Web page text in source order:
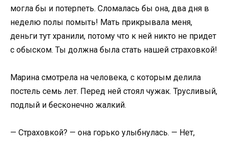
могла бы и потерпеть. Сломалась бы она, два дня в
неделю полы помыть! Мать прикрывала меня,
деньги тут хранили, потому что к ней никто не придет
с обыском. Ты должна была стать нашей страховкой!
Марина смотрела на человека, с которым делила
постель семь лет. Перед ней стоял чужак. Трусливый,
подлый и бесконечно жалкий.
— Страховкой? — она горько улыбнулась. — Нет,